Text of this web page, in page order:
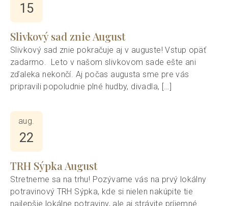
15
Slivkový sad znie August
Slivkový sad znie pokračuje aj v auguste! Vstup opäť
zadarmo. Leto v našom slivkovom sade ešte ani
zďaleka nekončí. Aj počas augusta sme pre vás
pripravili popoludnie plné hudby, divadla, […]
aug.
22
TRH Sýpka August
Stretneme sa na trhu! Pozývame vás na prvý lokálny
potravinový TRH Sýpka, kde si nielen nakúpite tie
najlepšie lokálne potraviny, ale aj strávite príjemné